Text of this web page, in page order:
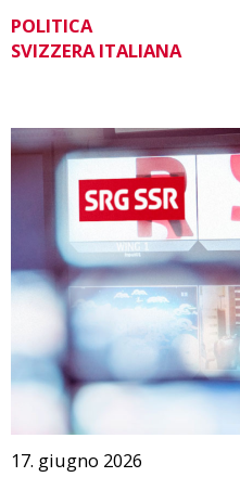
POLITICA
SVIZZERA ITALIANA
17. giugno 2026